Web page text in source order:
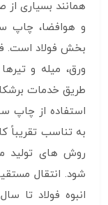
همانند بسیاری از
و هوافضا، چاپ
بخش فولاد است.
ورق، میله و
طریق خدمات
استفاده از چاپ
به تناسب تقریباً
روش های تولید
شود. انتقال